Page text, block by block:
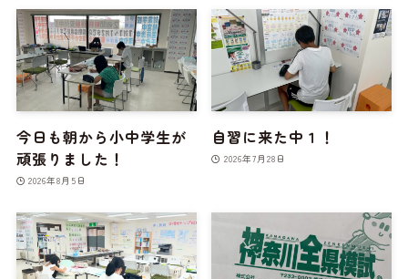
今日も朝から小中学生が
頑張りました！
2026年8月5日
自習に来た中１！
2026年7月28日